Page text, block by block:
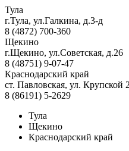
Тула
г.Тула, ул.Галкина, д.3-д
8 (4872) 700-360
Щекино
г.Щекино, ул.Советская, д.26
8 (48751) 9-07-47
Краснодарский край
ст. Павловская, ул. Крупской
8 (86191) 5-2629
Тула
Щекино
Краснодарский край